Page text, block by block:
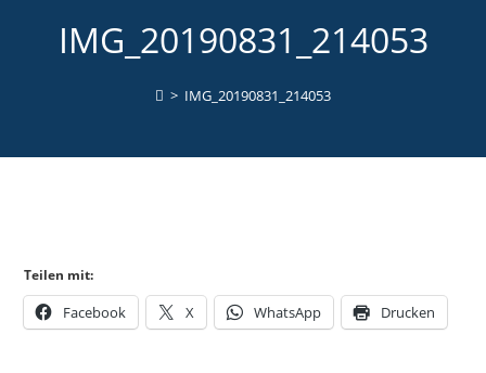
IMG_20190831_214053
> IMG_20190831_214053
Teilen mit:
Facebook X WhatsApp Drucken